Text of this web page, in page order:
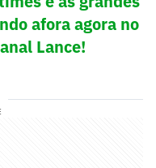
afora agora no
Lance!